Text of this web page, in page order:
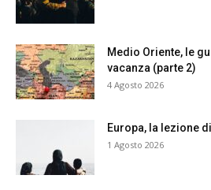
Medio Oriente, le
vacanza (parte 2)
4 Agosto 2026
Europa, la lezione
1 Agosto 2026